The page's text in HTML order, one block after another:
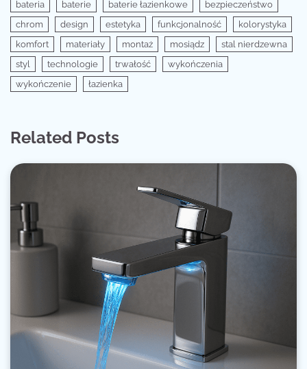
bateria baterie baterie łazienkowe
bezpieczeństwo
chrom
design estetyka funkcjonalność
kolorystyka
komfort
materiały montaż mosiądz
stal nierdzewna
styl
technologie trwałość
wykończenia
wykończenie
łazienka
Related Posts